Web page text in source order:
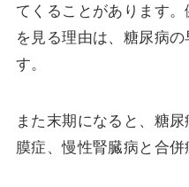
てくることがあります
を見る理由は、糖尿病
す。
また末期になると、糖
膜症、慢性腎臓病と合併